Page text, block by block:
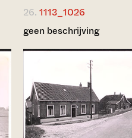
26. 1113_1026
geen beschrijving